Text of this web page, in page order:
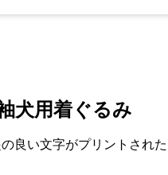
犬用着ぐるみ
良い文字がプリントされ